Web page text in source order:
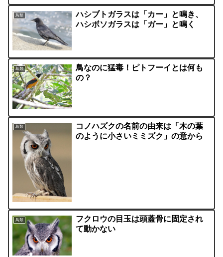
鳥類
ハシブトガラスは「カー」と鳴き、
ハシボソガラスは「ガー」と鳴く
鳥類
鳥なのに猛毒！ピトフーイとは何も
の？
鳥類
コノハズクの名前の由来は「木の葉
のように小さいミミズク」の意から
鳥類
フクロウの目玉は頭蓋骨に固定され
て動かない